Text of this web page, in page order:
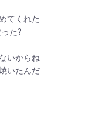
てくれた
た?
いからね
いたんだ